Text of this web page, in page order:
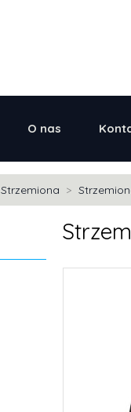
O nas
Strzemiona